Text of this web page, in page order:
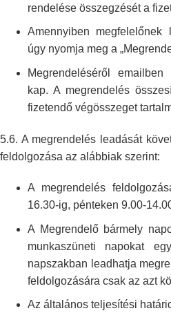
rendelése összegzését a
Amennyiben
úgy nyomja meg a
Megrendeléséről
kap. A megrendelés
fizetendő végösszeget
5.6. A megrendelés leadását
feldolgozása az alábbiak szerint:
A megrendelés
16.30-ig, pénteken 9.00-
A Megrendelő bármely
munkaszüneti napokat
napszakban leadhatja
feldolgozására csak az azt
Az általános teljesítési